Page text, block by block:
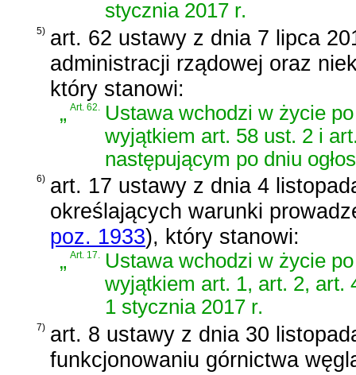
stycznia 2017 r.
5) art. 62 ustawy z dnia 7 lipca
administracji rządowej oraz
który stanowi:
„Art. 62. Ustawa wchodzi w życie
wyjątkiem art. 58 ust. 2 i
następującym po dniu
6) art. 17 ustawy z dnia 4
określających warunki
poz. 1933), który stanowi:
„Art. 17. Ustawa wchodzi w życie
wyjątkiem art. 1, art. 2, art.
1 stycznia 2017 r.
7) art. 8 ustawy z dnia 30
funkcjonowaniu górnictwa